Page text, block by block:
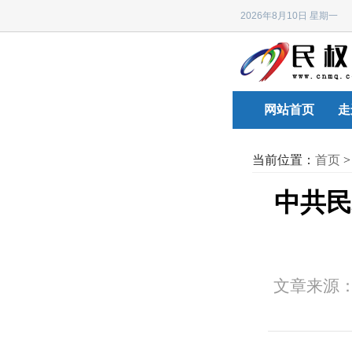
2026年8月10日 星期一
网站首页
当前位置： 首页
中共
文章来源